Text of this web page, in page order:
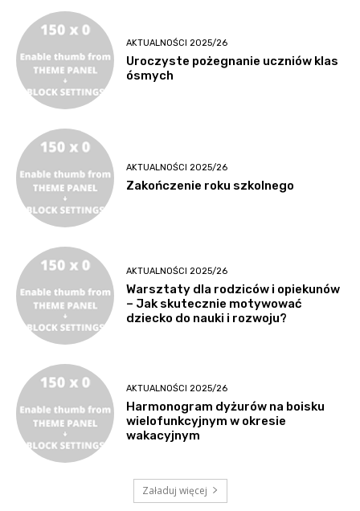
AKTUALNOŚCI 2025/26
Uroczyste pożegnanie uczniów klas
ósmych
AKTUALNOŚCI 2025/26
Zakończenie roku szkolnego
AKTUALNOŚCI 2025/26
Warsztaty dla rodziców i opiekunów
– Jak skutecznie motywować
dziecko do nauki i rozwoju?
AKTUALNOŚCI 2025/26
Harmonogram dyżurów na boisku
wielofunkcyjnym w okresie
wakacyjnym
Załaduj więcej